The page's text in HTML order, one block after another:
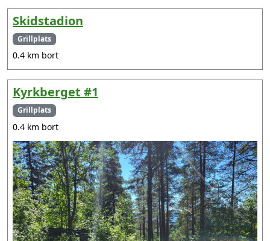
Skidstadion
Grillplats
0.4 km bort
Kyrkberget #1
Grillplats
0.4 km bort